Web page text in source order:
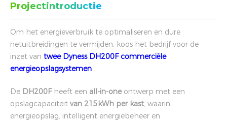
Projectintroductie
Om het energieverbruik te optimaliseren en dure
netuitbreidingen te vermijden, koos het bedrijf voor de
inzet van twee Dyness DH200F commerciële
energieopslagsystemen.
De DH200Fheeft een all-in-oneontwerp met een
opslagcapaciteit van 215kWh per kast, waarin
energieopslag, intelligent energiebeheer en